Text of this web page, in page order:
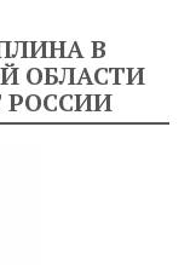
В
ОБЛАСТИ
РОССИИ